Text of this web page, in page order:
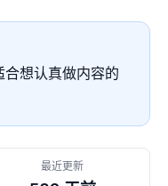
想认真做内容的
最近更新